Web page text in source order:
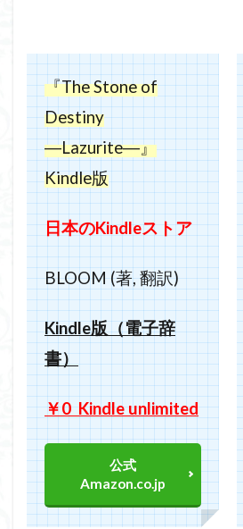
『The Stone of
Destiny
―Lazurite―』
Kindle版
日本のKindleストア
BLOOM (著, 翻訳)
Kindle版（電子辞
書）
￥0 Kindle unlimited
公式
Amazon.co.jp